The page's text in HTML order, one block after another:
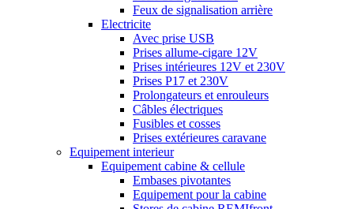
Feux de signalisation arrière
Electricite
Avec prise USB
Prises allume-cigare 12V
Prises intérieures 12V et 230V
Prises P17 et 230V
Prolongateurs et enrouleurs
Câbles électriques
Fusibles et cosses
Prises extérieures caravane
Equipement interieur
Equipement cabine & cellule
Embases pivotantes
Equipement pour la cabine